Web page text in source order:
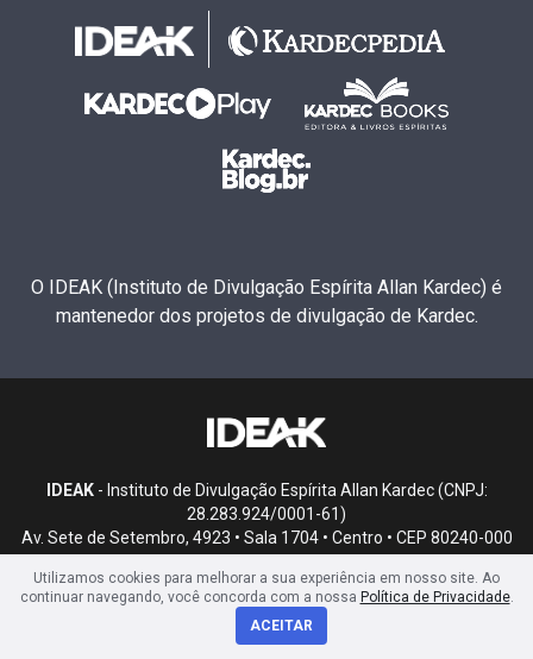
O IDEAK (Instituto de Divulgação Espírita Allan Kardec) é
mantenedor dos projetos de divulgação de Kardec.
IDEAK- Instituto de Divulgação Espírita Allan Kardec (CNPJ:
28.283.924/0001-61)
Av. Sete de Setembro, 4923 • Sala 1704 • Centro • CEP 80240-000
Utilizamos cookies para melhorar a sua experiência em nosso site. Ao
continuar navegando, você concorda com a nossa Política de Privacidade.
ACEITAR